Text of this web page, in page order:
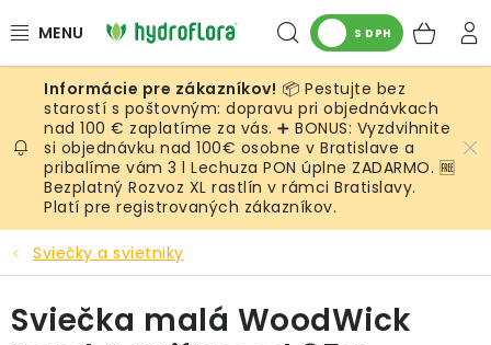
na
Hľadať
S DPH
RASTLINY
UMELÉ RASTLINY
KVETINÁČE
SUBSTRÁTY A PRÍSLUŠENSTVO
SERVIS INTERIÉROVEJ ZELENE
📦 Pestujte bez
starostí s poštovným: dopravu pri objednávkach
nad 100 € zaplatíme za vás. ➕ BONUS: Vyzdvihnite
si objednávku nad 100€ osobne v Bratislave a
pribalíme vám 3 l Lechuza PON úplne ZADARMO. 🆓
Bezplatný Rozvoz XL rastlín v rámci Bratislavy.
Platí pre registrovaných zákazníkov.
Sviečky a svietniky
Sviečka malá WoodWick